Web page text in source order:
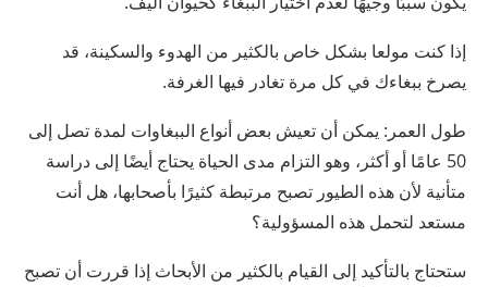
إذا كنت مولعا بشكل خاص بالكثير من الهدوء والسكينة، قد
يصرخ ببغاءك في كل مرة تغادر فيها الغرفة.
طول العمر: يمكن أن تعيش بعض أنواع الببغاوات لمدة تصل إلى
50 عامًا أو أكثر، وهو التزام مدى الحياة يحتاج أيضًا إلى دراسة
متأنية لأن هذه الطيور تصبح مرتبطة كثيرًا بأصحابها، هل أنت
مستعد لتحمل هذه المسؤولية؟
ستحتاج بالتأكيد إلى القيام بالكثير من الأبحاث إذا قررت أن تصبح